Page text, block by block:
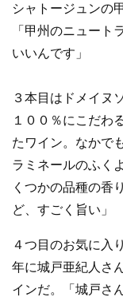
シャトージュンの
「甲州のニュート
いいんです」
３本目はドメイヌ
１００％にこだわ
たワイン。なかで
ラミネールのふく
くつかの品種の香
ど、すごく旨い」
４つ目のお気に入
年に城戸亜紀人さ
インだ。「城戸さ